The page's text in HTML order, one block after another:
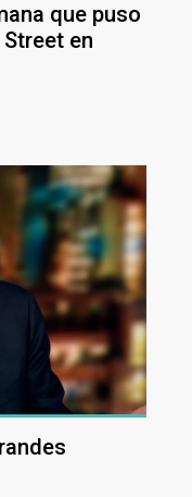
que puso
en